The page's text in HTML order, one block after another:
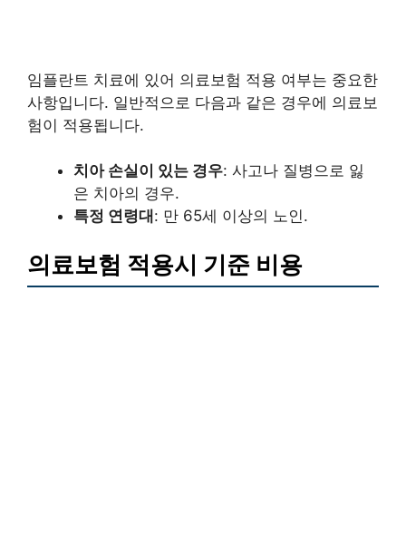
임플란트 치료에 있어 의료보험 적용 여부는 중요한
사항입니다. 일반적으로 다음과 같은 경우에 의료보
험이 적용됩니다.
치아 손실이 있는 경우: 사고나 질병으로 잃
은 치아의 경우.
특정 연령대 : 만 65세 이상의 노인.
의료보험 적용시 기준 비용